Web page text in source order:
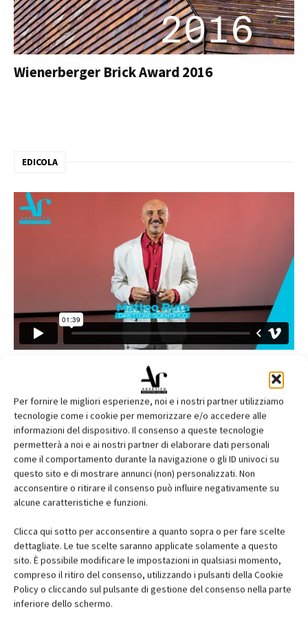
Per fornire le migliori esperienze, noi e i nostri partner utilizziamo
tecnologie come i cookie per memorizzare e/o accedere alle
informazioni del dispositivo. Il consenso a queste tecnologie
permetterà a noi e ai nostri partner di elaborare dati personali
come il comportamento durante la navigazione o gli ID univoci su
questo sito e di mostrare annunci (non) personalizzati. Non
acconsentire o ritirare il consenso può influire negativamente su
alcune caratteristiche e funzioni.
Clicca qui sotto per acconsentire a quanto sopra o per fare scelte
dettagliate. Le tue scelte saranno applicate solamente a questo
sito. È possibile modificare le impostazioni in qualsiasi momento,
compreso il ritiro del consenso, utilizzando i pulsanti della Cookie
Policy o cliccando sul pulsante di gestione del consenso nella parte
inferiore dello schermo.
Wienerberger Brick Award 2016
EDICOLA
Edicola web
Abbonati e regala